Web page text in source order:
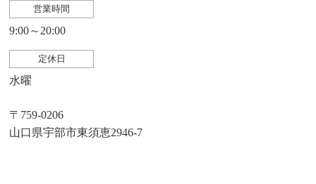
営業時間
9:00～20:00
定休日
水曜
〒759-0206
山口県宇部市東須恵2946-7